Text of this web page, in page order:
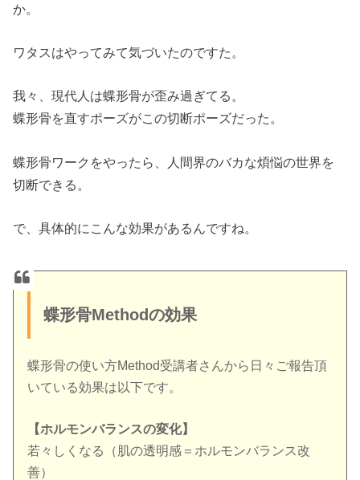
か。
ワタスはやってみて気づいたのですた。
我々、現代人は蝶形骨が歪み過ぎてる。
蝶形骨を直すポーズがこの切断ポーズだった。
蝶形骨ワークをやったら、人間界のバカな煩悩の世界を
切断できる。
で、具体的にこんな効果があるんですね。
蝶形骨Methodの効果
蝶形骨の使い方Method受講者さんから日々ご報告頂
いている効果は以下です。
【ホルモンバランスの変化】
若々しくなる（肌の透明感＝ホルモンバランス改
善）